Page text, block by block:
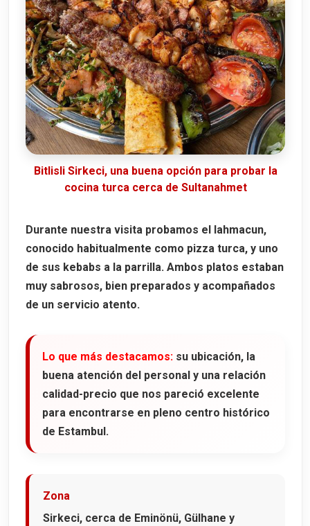
Bitlisli Sirkeci, una buena opción para probar la
cocina turca cerca de Sultanahmet
Durante nuestra visita probamos el lahmacun,
conocido habitualmente como pizza turca, y uno
de sus kebabs a la parrilla. Ambos platos estaban
muy sabrosos, bien preparados y acompañados
de un servicio atento.
Lo que más destacamos: su ubicación, la
buena atención del personal y una relación
calidad-precio que nos pareció excelente
para encontrarse en pleno centro histórico
de Estambul.
Zona
Sirkeci, cerca de Eminönü, Gülhane y